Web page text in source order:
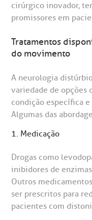
cirúrgico inovador,
promissores em
Tratamentos
do movimento
A neurologia
variedade de opções
condição específica
Algumas das
1. Medicação
Drogas como
inibidores de
Outros
ser prescritos para
pacientes com